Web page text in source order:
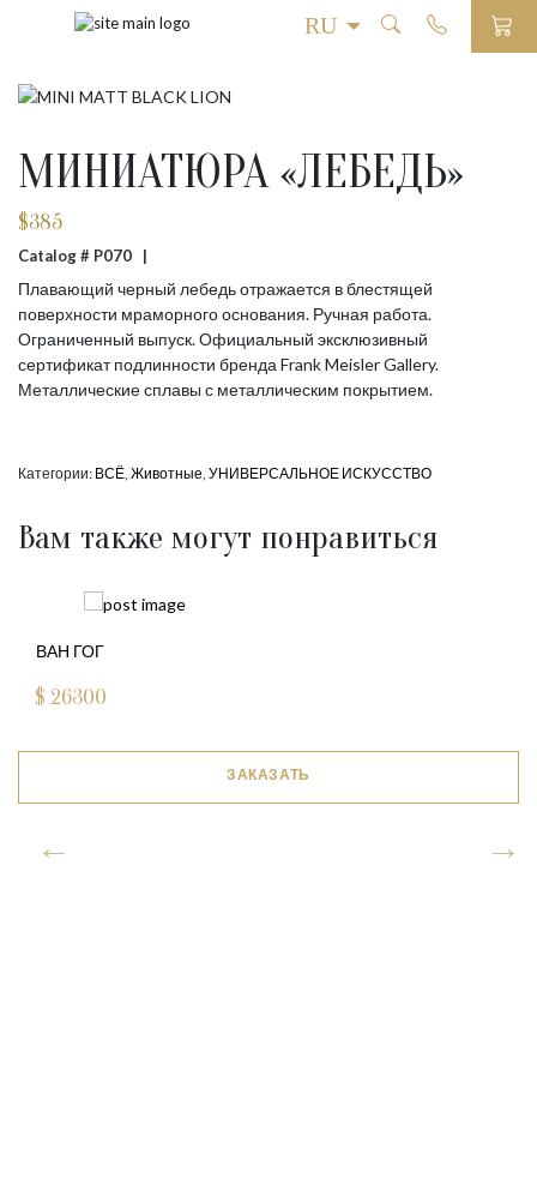
МИНИАТЮРА «ЛЕБЕДЬ»
$385
Catalog # P070 |
Плавающий черный лебедь отражается в блестящей
поверхности мраморного основания. Ручная работа.
Ограниченный выпуск. Официальный эксклюзивный
сертификат подлинности бренда Frank Meisler Gallery.
Металлические сплавы с металлическим покрытием.
Категории: ВСЁ, Животные, УНИВЕРСАЛЬНОЕ ИСКУССТВО
Вам также могут понравиться
ВАН ГОГ
$ 26300
ЗАКАЗАТЬ